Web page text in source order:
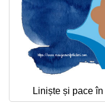
Liniște și pace